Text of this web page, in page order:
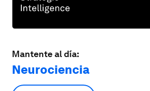
Mantente al día:
Neurociencia